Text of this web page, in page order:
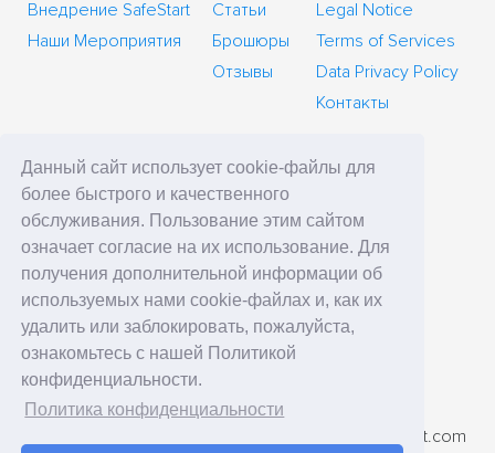
Данный сайт использует cookie-файлы для
более быстрого и качественного
обслуживания. Пользование этим сайтом
означает согласие на их использование. Для
получения дополнительной информации об
используемых нами cookie-файлах и, как их
удалить или заблокировать, пожалуйста,
ознакомьтесь с нашей Политикой
конфиденциальности.
Политика конфиденциальности
Внедрение SafeStart
Наши Мероприятия
Статьи
Брошюры
Отзывы
Legal Notice
Terms of Services
Data Privacy Policy
Контакты
главное управление
SafeStart Europe Limited
6 Cedar Crescent
Cedar Park, Newport Rd
Westport, County Mayo
Ireland
номер телефона: +7 (495) 410-33-67
Адрес электронной почты: contact-ru@ssi.safestart.com